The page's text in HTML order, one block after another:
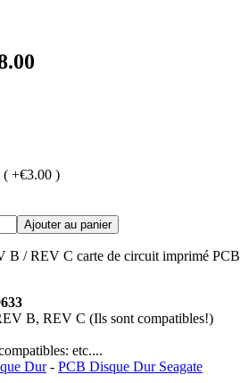
+€3.00 )
B / REV C carte de circuit imprimé PCB
B, REV C (Ils sont compatibles!)
etc....
Dur- PCB Disque Dur Seagate